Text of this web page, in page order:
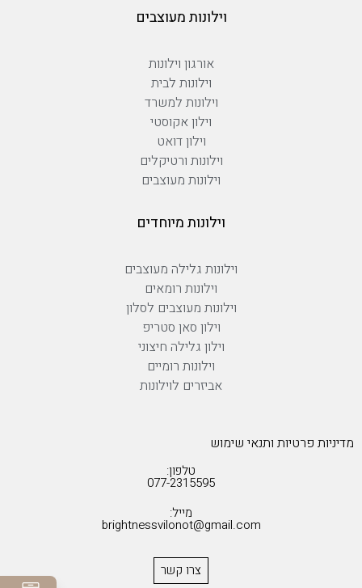
וילונות מעוצבים
אורגון וילונות
וילונות לבית
וילונות למשרד
וילון אקוסטי
וילון דואט
וילונות ורטיקלים
וילונות מעוצבים
וילונות מיוחדים
וילונות גלילה מעוצבים
וילונות רומאים
וילונות מעוצבים לסלון
וילון סאן סטריפ
וילון גלילה חיצוני
וילונות רומיים
אביזרים לוילונות
מדיניות פרטיות ותנאי שימוש
טלפון:
077-2315595
מייל:
brightnessvilonot@gmail.com
צרו קשר